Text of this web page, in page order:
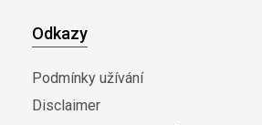
Odkazy
Podmínky užívání
Disclaimer